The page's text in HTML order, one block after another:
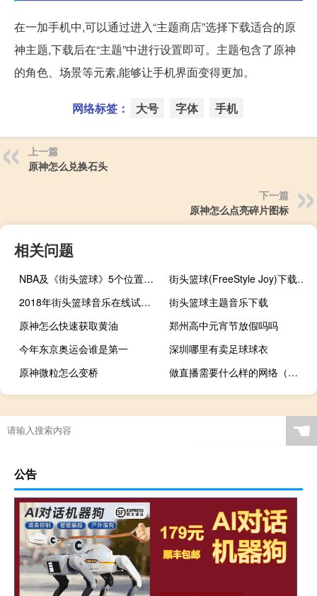
在一加手机中,可以通过进入“主题商店”选择下载适合的原
神主题,下载后在“主题”中进行设置即可。主题包含了原神
的角色、场景等元素,能够让手机界面变得更加。
网络标签： 大号 字体 手机
上一篇
原神怎么兑换石头
下一篇
原神怎么点亮碎片图标
相关问题
NBA及《街头篮球》5个位置的详细介绍
街头篮球(FreeStyle Joy)下载(电脑、安卓和IOS所有版本)
2018年街头篮球音乐在线试听及下载
街头篮球主题音乐下载
原神怎么快速获取黄油
郑州高中元宵节放假吗吗
今年东京奥运会谁是第一
深圳哪里有卖足球球衣
原神微粒怎么变桥
做直播需要什么样的网络（网络直播需要哪些设备）
原神怎么关水流声
三国演义中有哪些人物
杭州市第几届亚运会举办城市
奥运会pin是什么 ☚
公告